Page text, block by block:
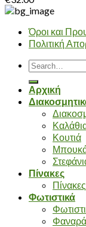
Όροι και
Πολιτική
Search
for:
Αρχική
Κουτιά
Πίνακες
Πίνακες
Φωτιστικά